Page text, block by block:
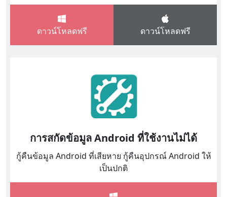
ดาวน์โหลดฟรี ดาวน์โหลดฟรี
การสกัดข้อมูล Android ที่ใช้งานไม่ได้
กู้คืนข้อมูล Android ที่เสียหาย กู้คืนอุปกรณ์ Android ให้
เป็นปกติ